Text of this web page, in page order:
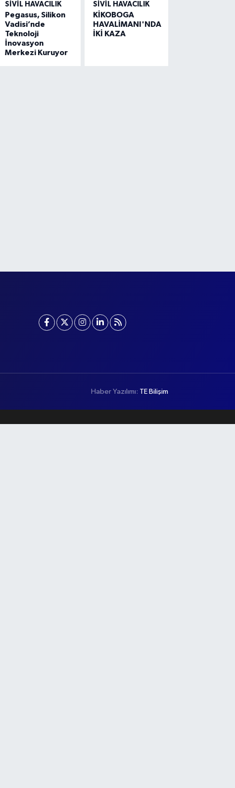
SIVIL HAVACILIK
Pegasus, Silikon
Vadisi’nde
Teknoloji
İnovasyon
Merkezi Kuruyor
SIVIL HAVACILIK
KİKOBOGA
HAVALİMANI'NDA
İKİ KAZA
Haber Yazılımı: TE Bilişim